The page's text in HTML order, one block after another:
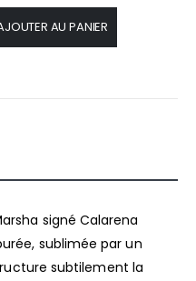
AU PANIER
signé Calarena
sublimée par un
subtilement la